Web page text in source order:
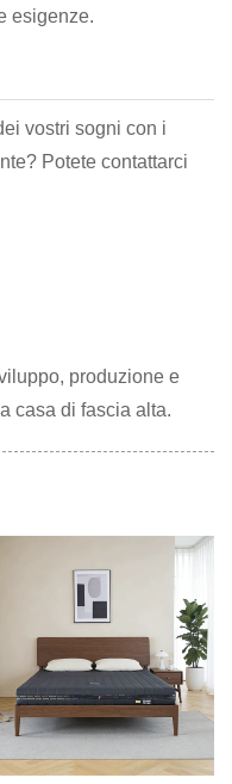
esigenze.
vostri sogni con i
Potete contattarci
produzione e
casa di fascia alta.